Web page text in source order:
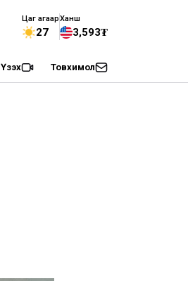
Цаг агаар
27
Ханш
3,593₮
Үзэх Товхимол